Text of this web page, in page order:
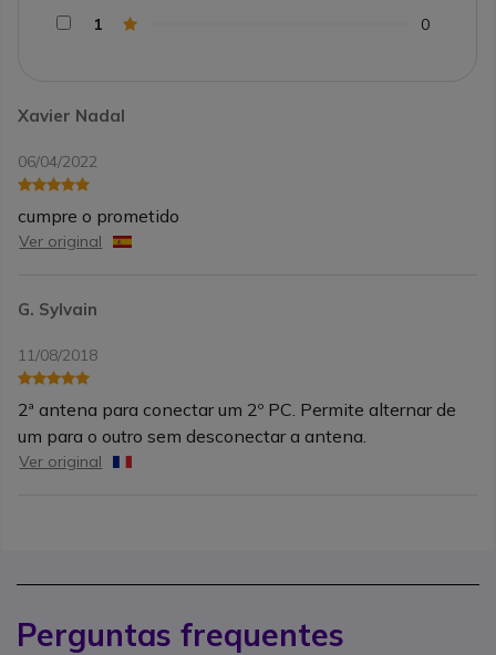
Xavier Nadal
06/04/2022
cumpre o prometido
Ver original
G. Sylvain
11/08/2018
2ª antena para conectar um 2º PC. Permite alternar de
um para o outro sem desconectar a antena.
Ver original
1
0
Perguntas frequentes